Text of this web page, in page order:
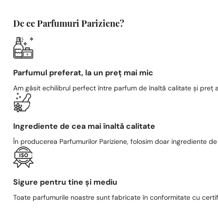
De ce Parfumuri Pariziene?
Parfumul preferat, la un preț mai mic
Am găsit echilibrul perfect între parfum de înaltă calitate și preț
Ingrediente de cea mai înaltă calitate
În producerea Parfumurilor Pariziene, folosim doar ingrediente
Sigure pentru tine și mediu
Toate parfumurile noastre sunt fabricate în conformitate cu